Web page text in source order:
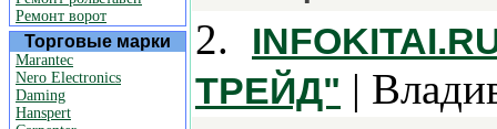
Ремонт ворот
Торговые марки
Marantec
Nero Electronics
Daming
Hanspert
2.
ТРЕЙД" |